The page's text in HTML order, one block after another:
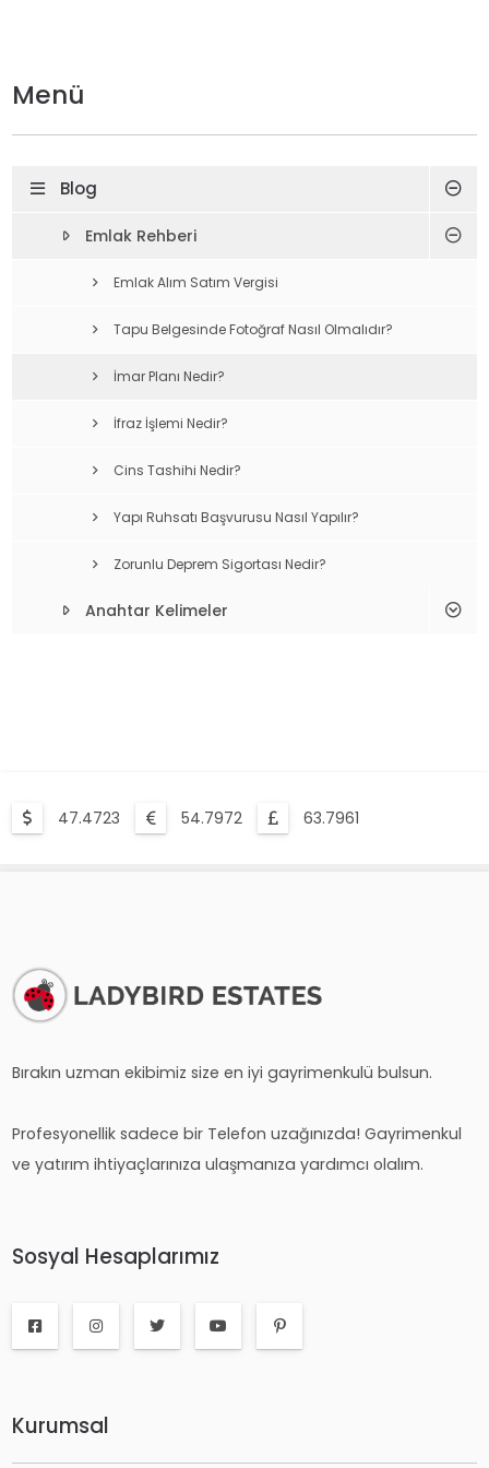
Menü
Blog
Emlak Rehberi
Emlak Alım Satım Vergisi
Tapu Belgesinde Fotoğraf Nasıl Olmalıdır?
İmar Planı Nedir?
İfraz İşlemi Nedir?
Cins Tashihi Nedir?
Yapı Ruhsatı Başvurusu Nasıl Yapılır?
Zorunlu Deprem Sigortası Nedir?
Anahtar Kelimeler
47.4723 54.7972 63.7961
Bırakın uzman ekibimiz size en iyi gayrimenkulü bulsun.
Profesyonellik sadece bir Telefon uzağınızda! Gayrimenkul
ve yatırım ihtiyaçlarınıza ulaşmanıza yardımcı olalım.
Sosyal Hesaplarımız
Kurumsal